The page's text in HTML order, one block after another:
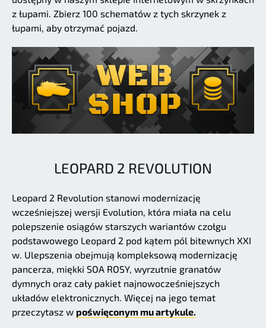
z łupami. Zbierz 100 schematów z tych skrzynek z
łupami, aby otrzymać pojazd.
LEOPARD 2 REVOLUTION
Leopard 2 Revolution stanowi modernizację
wcześniejszej wersji Evolution, która miała na celu
polepszenie osiągów starszych wariantów czołgu
podstawowego Leopard 2 pod kątem pól bitewnych XXI
w. Ulepszenia obejmują kompleksową modernizację
pancerza, miękki SOA ROSY, wyrzutnie granatów
dymnych oraz cały pakiet najnowocześniejszych
układów elektronicznych. Więcej na jego temat
przeczytasz w poświęconym mu artykule.